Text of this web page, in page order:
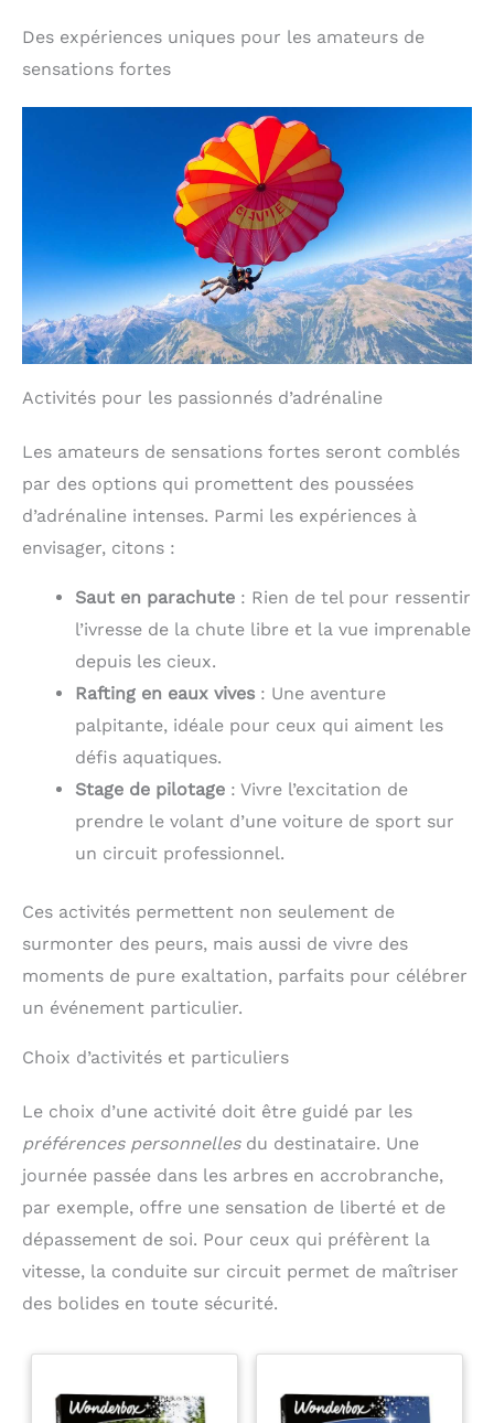
Des expériences uniques pour les amateurs de
sensations fortes
Activités pour les passionnés d’adrénaline
Les amateurs de sensations fortes seront comblés
par des options qui promettent des poussées
d’adrénaline intenses. Parmi les expériences à
envisager, citons :
Saut en parachute : Rien de tel pour ressentir
l’ivresse de la chute libre et la vue imprenable
depuis les cieux.
Rafting en eaux vives : Une aventure
palpitante, idéale pour ceux qui aiment les
défis aquatiques.
Stage de pilotage : Vivre l’excitation de
prendre le volant d’une voiture de sport sur
un circuit professionnel.
Ces activités permettent non seulement de
surmonter des peurs, mais aussi de vivre des
moments de pure exaltation, parfaits pour célébrer
un événement particulier.
Choix d’activités et particuliers
Le choix d’une activité doit être guidé par les
préférences personnellesdu destinataire. Une
journée passée dans les arbres en accrobranche,
par exemple, offre une sensation de liberté et de
dépassement de soi. Pour ceux qui préfèrent la
vitesse, la conduite sur circuit permet de maîtriser
des bolides en toute sécurité.